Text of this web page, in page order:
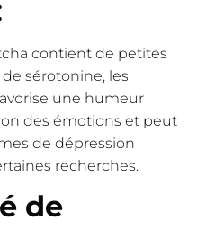
contient de petites
sérotonine, les
une humeur
des émotions et peut
de dépression
recherches.
de